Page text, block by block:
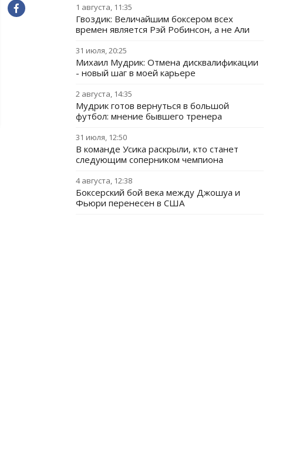
1 августа, 11:35
Гвоздик: Величайшим боксером всех
времен является Рэй Робинсон, а не Али
31 июля, 20:25
Михаил Мудрик: Отмена дисквалификации
- новый шаг в моей карьере
2 августа, 14:35
Мудрик готов вернуться в большой
футбол: мнение бывшего тренера
31 июля, 12:50
В команде Усика раскрыли, кто станет
следующим соперником чемпиона
4 августа, 12:38
Боксерский бой века между Джошуа и
Фьюри перенесен в США